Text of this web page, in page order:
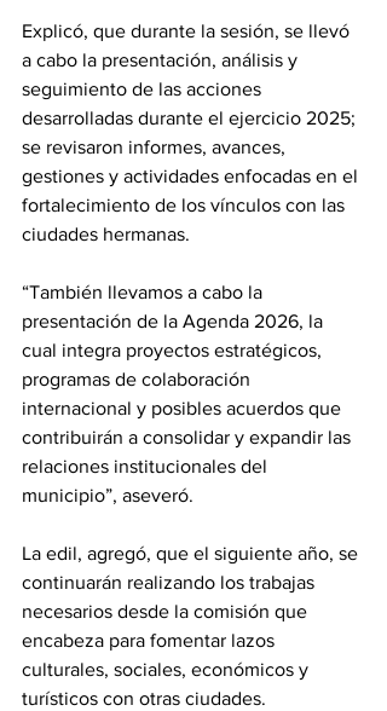
Explicó, que durante la sesión, se llevó
a cabo la presentación, análisis y
seguimiento de las acciones
desarrolladas durante el ejercicio 2025;
se revisaron informes, avances,
gestiones y actividades enfocadas en el
fortalecimiento de los vínculos con las
ciudades hermanas.
“También llevamos a cabo la
presentación de la Agenda 2026, la
cual integra proyectos estratégicos,
programas de colaboración
internacional y posibles acuerdos que
contribuirán a consolidar y expandir las
relaciones institucionales del
municipio”, aseveró.
La edil, agregó, que el siguiente año, se
continuarán realizando los trabajas
necesarios desde la comisión que
encabeza para fomentar lazos
culturales, sociales, económicos y
turísticos con otras ciudades.